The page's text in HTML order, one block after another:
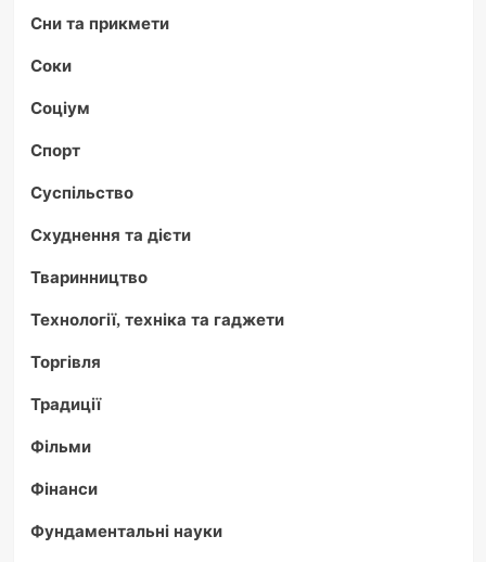
Сни та прикмети
Соки
Соціум
Спорт
Суспільство
Схуднення та дієти
Тваринництво
Технології, техніка та гаджети
Торгівля
Традиції
Фільми
Фінанси
Фундаментальні науки